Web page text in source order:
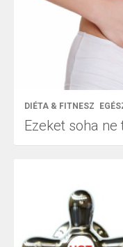
DIÉTA & FITNESZ
Ezeket soha ne